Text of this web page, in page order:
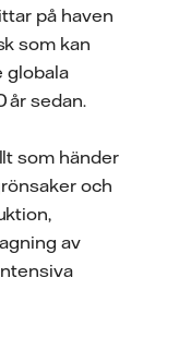
på haven
som kan
globala
år sedan.
som händer
och
av